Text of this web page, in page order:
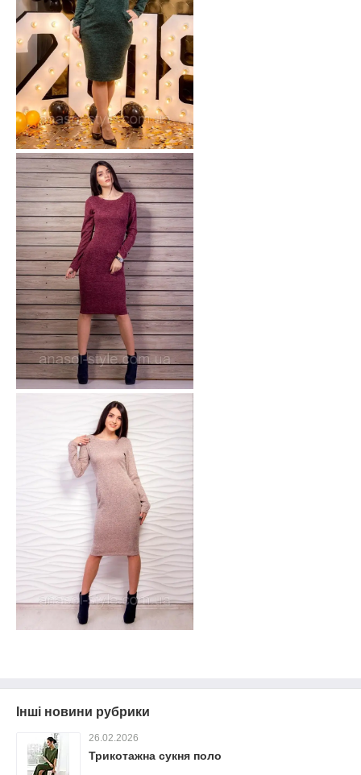
Інші новини рубрики
26.02.2026
Трикотажна сукня поло